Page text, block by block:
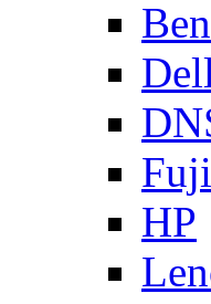
Dell
HP